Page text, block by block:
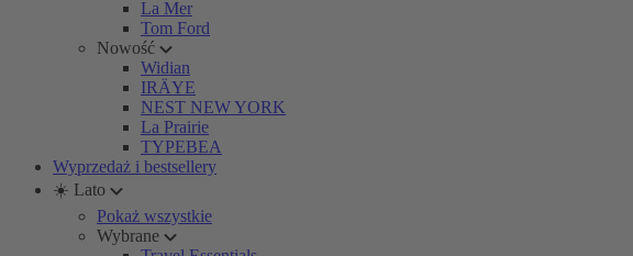
La Mer
Tom Ford
Nowość
Widian
IRÄYE
NEST NEW YORK
La Prairie
TYPEBEA
Wyprzedaż i bestsellery
☀️ Lato
Pokaż wszystkie
Wybrane